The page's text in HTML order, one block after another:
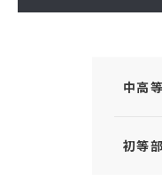
中高
初等部